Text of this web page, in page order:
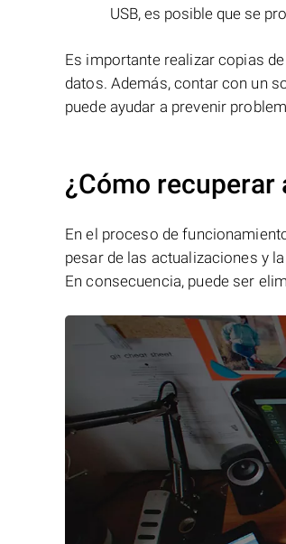
USB, es posible que se
Es importante realizar copias
datos. Además, contar con un
puede ayudar a prevenir
¿Cómo recuperar
En el proceso de
pesar de las actualizaciones y
En consecuencia, puede ser